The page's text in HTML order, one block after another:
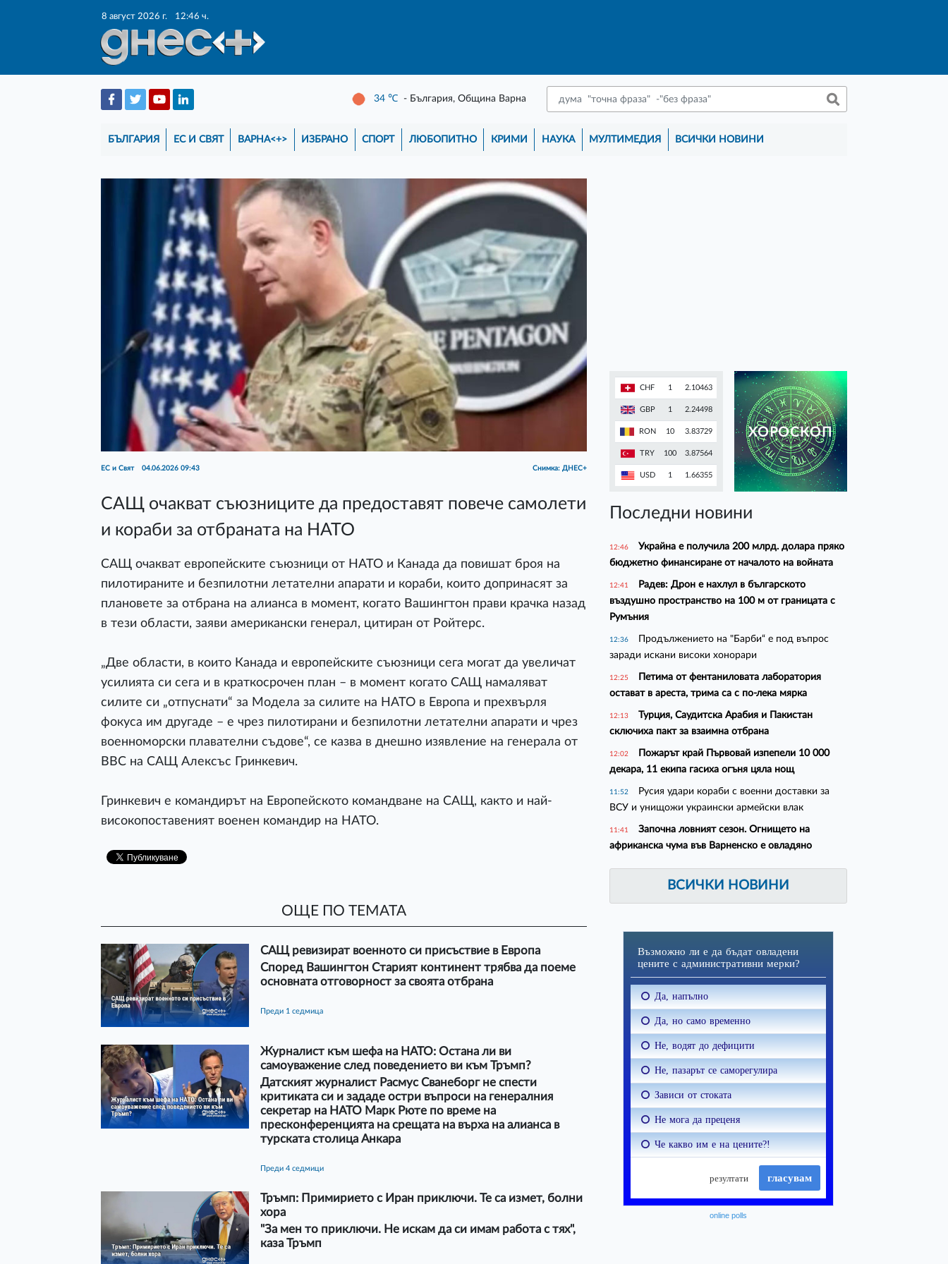
8 август 2026 г. 12:46 ч.
34 ℃ - България, Община Варна
БЪЛГАРИЯ ЕС И СВЯТ ВАРНА<+> ИЗБРАНО СПОРТ ЛЮБОПИТНО КРИМИ НАУКА МУЛТИМЕДИЯ ВСИЧКИ НОВИНИ
ЕС и Свят 04.06.2026 09:43 Снимка: ДНЕС+
САЩ очакват съюзниците да предоставят повече самолети
и кораби за отбраната на НАТО
САЩ очакват европейските съюзници от НАТО и Канада да повишат броя на
пилотираните и безпилотни летателни апарати и кораби, които допринасят за
плановете за отбрана на алианса в момент, когато Вашингтон прави крачка назад
в тези области, заяви американски генерал, цитиран от Ройтерс.
„Две области, в които Канада и европейските съюзници сега могат да увеличат
усилията си сега и в краткосрочен план – в момент когато САЩ намаляват
силите си „отпуснати“ за Модела за силите на НАТО в Европа и прехвърля
фокуса им другаде – е чрез пилотирани и безпилотни летателни апарати и чрез
военноморски плавателни съдове“, се казва в днешно изявление на генерала от
ВВС на САЩ Алексъс Гринкевич.
Гринкевич е командирът на Европейското командване на САЩ, както и най-
високопоставеният военен командир на НАТО.
ОЩЕ ПО ТЕМАТА
САЩ ревизират военното си присъствие в Европа
Според Вашингтон Старият континент трябва да поеме
основната отговорност за своята отбрана
преди 1 седмица
Журналист към шефа на НАТО: Остана ли ви
самоуважение след поведението ви към Тръмп?
Датският журналист Расмус Сванеборг не спести
критиката си и зададе остри въпроси на генералния
секретар на НАТО Марк Рюте по време на
пресконференцията на срещата на върха на алианса в
турската столица Анкара
преди 4 седмици
Тръмп: Примирието с Иран приключи. Те са измет, болни
хора
"За мен то приключи. Не искам да си имам работа с тях",
каза Тръмп
CHF 1 2.10463
GBP 1 2.24498
RON 10 3.83729
TRY 100 3.87564
USD 1 1.66355
ХОРОСКОП
Последни новини
12:46
Украйна е получила 200 млрд. долара пряко
бюджетно финансиране от началото на войната
12:41
Радев: Дрон е нахлул в българското
въздушно пространство на 100 м от границата с
Румъния
12:36
Продължението на "Барби“ е под въпрос
заради искани високи хонорари
12:25
Петима от фентаниловата лаборатория
остават в ареста, трима са с по-лека мярка
12:13
Турция, Саудитска Арабия и Пакистан
сключиха пакт за взаимна отбрана
12:02
Пожарът край Първовай изпепели 10 000
декара, 11 екипа гасиха огъня цяла нощ
11:52
Русия удари кораби с военни доставки за
ВСУ и унищожи украински армейски влак
11:41
Започна ловният сезон. Огнището на
африканска чума във Варненско е овладяно
ВСИЧКИ НОВИНИ
online polls